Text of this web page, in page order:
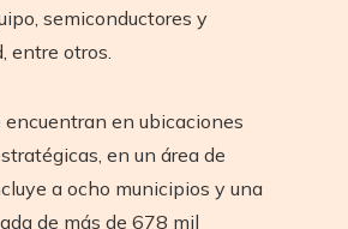
semiconductores y
entre otros.
en ubicaciones
en un área de
a ocho municipios y una
de más de 678 mil